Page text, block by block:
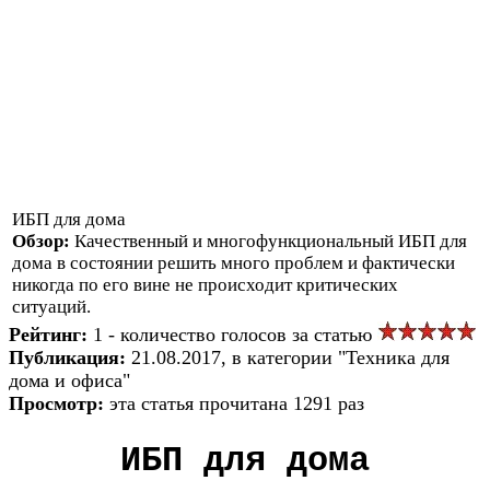
ИБП для дома
Обзор: Качественный и многофункциональный ИБП для
дома в состоянии решить много проблем и фактически
никогда по его вине не происходит критических
ситуаций.
Рейтинг: 1 - количество голосов за статью
Публикация: 21.08.2017, в категории "Техника для
дома и офиса"
Просмотр: эта статья прочитана 1291 раз
ИБП для дома